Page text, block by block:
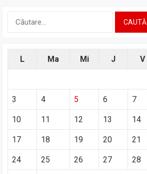
L Ma Mi J V
3 4 5 6 7
10 11 12 13 14
17 18 19 20 21
24 25 26 27 28